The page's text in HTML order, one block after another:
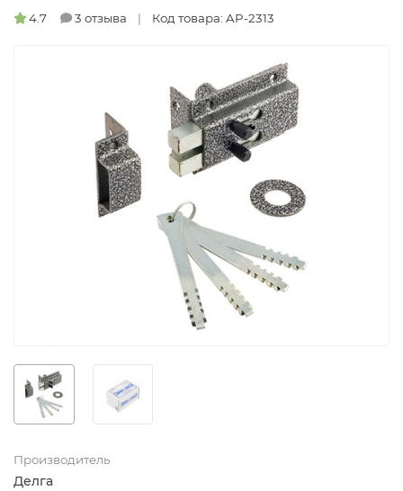
4.7 3 отзыва Код товара: AP-2313
Производитель
Делга